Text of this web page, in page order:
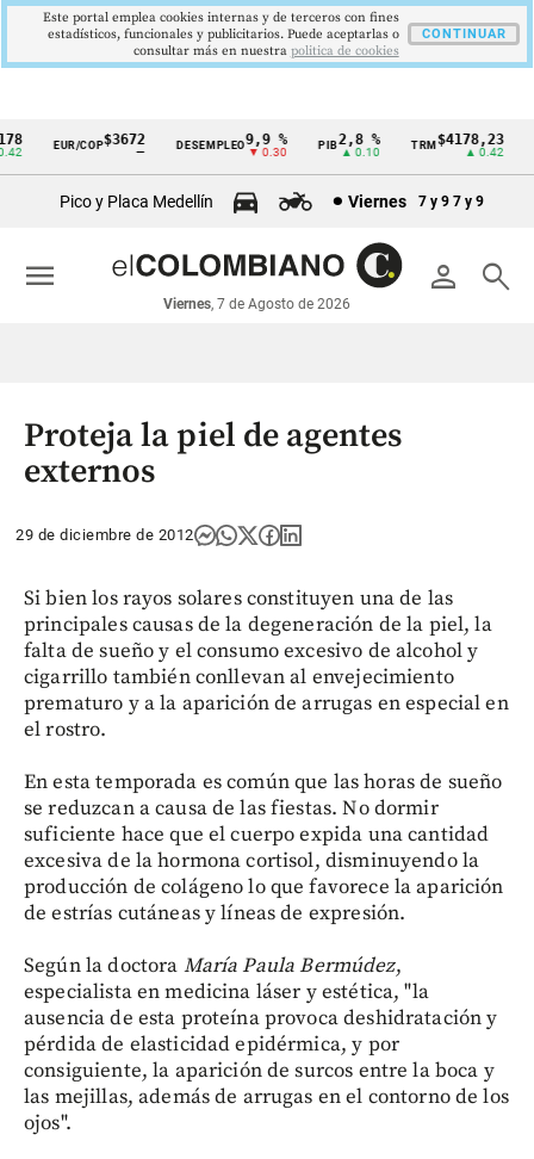
Cintillo
económicos
Colombia
EUR/COP$3672 DESEMPLEO 9,9 %
▼ 0.30
PIB2,8 %
▲ 0.10
TRM$4178,23
▲ 0.42
Pico y Placa Medellín Viernes 7 y 9 7 y 9
person search
Viernes, 7 de Agosto de 2026
menu
Proteja la piel de agentes
externos
29 de diciembre de 2012
Si bien los rayos solares constituyen una de las
principales causas de la degeneración de la piel, la
falta de sueño y el consumo excesivo de alcohol y
cigarrillo también conllevan al envejecimiento
prematuro y a la aparición de arrugas en especial en
el rostro.
En esta temporada es común que las horas de sueño
se reduzcan a causa de las fiestas. No dormir
suficiente hace que el cuerpo expida una cantidad
excesiva de la hormona cortisol, disminuyendo la
producción de colágeno lo que favorece la aparición
de estrías cutáneas y líneas de expresión.
Según la doctora María Paula Bermúdez,
especialista en medicina láser y estética, "la
ausencia de esta proteína provoca deshidratación y
pérdida de elasticidad epidérmica, y por
consiguiente, la aparición de surcos entre la boca y
las mejillas, además de arrugas en el contorno de los
ojos".
Este portal emplea cookies internas y de terceros con fines
estadísticos, funcionales y publicitarios. Puede aceptarlas o
consultar más en nuestra politica de cookies
CONTINUAR